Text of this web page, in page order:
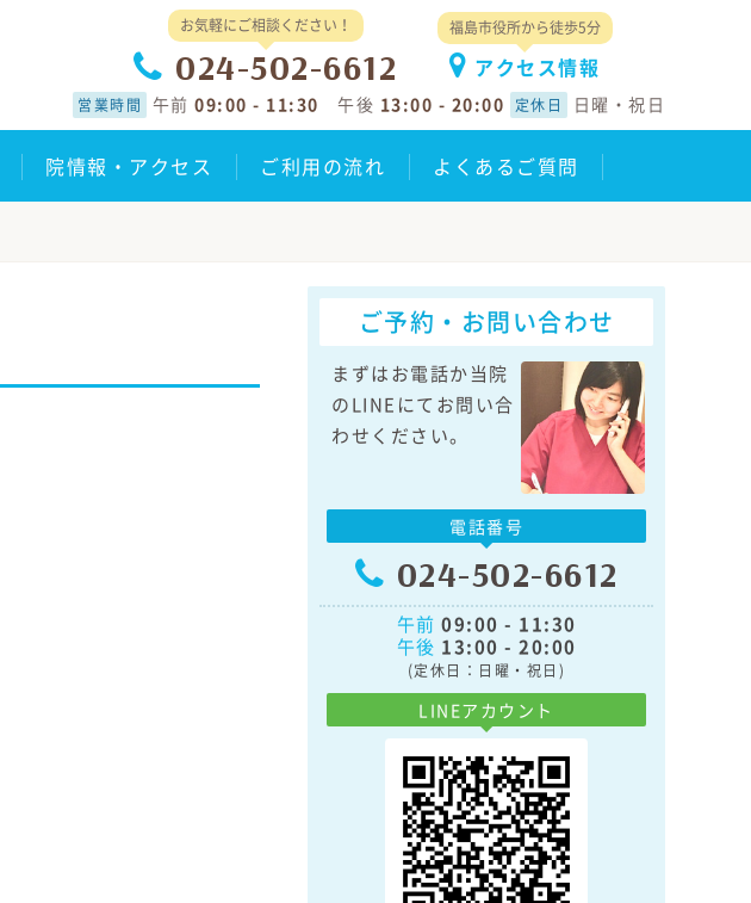
お気軽にご相談ください！
024-502-6612
福島市役所から徒歩5分
アクセス情報
営業時間 午前 09:00 - 11:30 午後 13:00 - 20:00 定休日 日曜・祝日
院情報・アクセス ご利用の流れ よくあるご質問
ご予約・お問い合わせ
まずはお電話か当院
のLINEにてお問い合
わせください。
電話番号
024-502-6612
午前 09:00 - 11:30
午後 13:00 - 20:00
(定休日：日曜・祝日)
LINEアカウント